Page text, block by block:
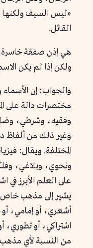
«ليس السيف ولكنها
القائل.
هي إذن صفقة خاسرة
ولكن إذا لم يكن
والجواب: إن الأسماء
مختصرات دالة على
وفقيه، وشرطي،
وغير ذلك من ألفاظ
المختلفة. ويقال:
ونحوي، وبلاغي،
على العلم الأبرز في
يشير إلى مذهب خاص
أشعري، أو إمامي،
اشتراكي، أو تطوري،
من النسبة لأي